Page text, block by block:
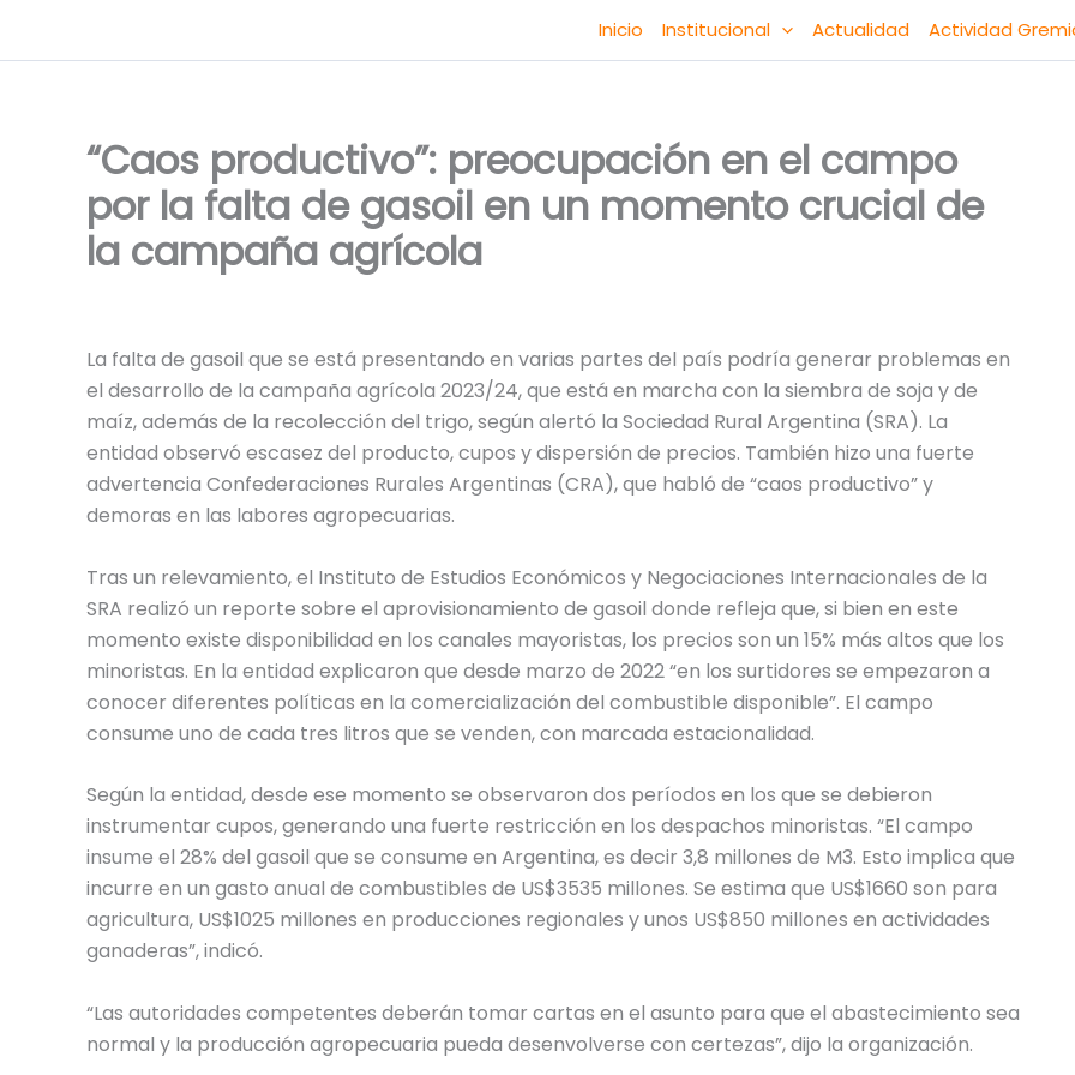
Inicio Institucional Actualidad Actividad
“Caos productivo”: preocupación en el campo
por la falta de gasoil en un momento crucial de
la campaña agrícola
La falta de gasoil que se está presentando en varias partes del país podría generar problemas en
el desarrollo de la campaña agrícola 2023/24, que está en marcha con la siembra de soja y de
maíz, además de la recolección del trigo, según alertó la Sociedad Rural Argentina (SRA). La
entidad observó escasez del producto, cupos y dispersión de precios. También hizo una fuerte
advertencia Confederaciones Rurales Argentinas (CRA), que habló de “caos productivo” y
demoras en las labores agropecuarias.
Tras un relevamiento, el Instituto de Estudios Económicos y Negociaciones Internacionales de la
SRA realizó un reporte sobre el aprovisionamiento de gasoil donde refleja que, si bien en este
momento existe disponibilidad en los canales mayoristas, los precios son un 15% más altos que los
minoristas. En la entidad explicaron que desde marzo de 2022 “en los surtidores se empezaron a
conocer diferentes políticas en la comercialización del combustible disponible”. El campo
consume uno de cada tres litros que se venden, con marcada estacionalidad.
Según la entidad, desde ese momento se observaron dos períodos en los que se debieron
instrumentar cupos, generando una fuerte restricción en los despachos minoristas. “El campo
insume el 28% del gasoil que se consume en Argentina, es decir 3,8 millones de M3. Esto implica que
incurre en un gasto anual de combustibles de US$3535 millones. Se estima que US$1660 son para
agricultura, US$1025 millones en producciones regionales y unos US$850 millones en actividades
ganaderas”, indicó.
“Las autoridades competentes deberán tomar cartas en el asunto para que el abastecimiento sea
normal y la producción agropecuaria pueda desenvolverse con certezas”, dijo la organización.